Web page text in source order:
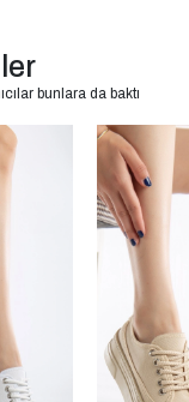
bunlara da baktı